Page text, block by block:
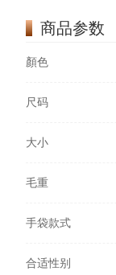
商品参数
顏色
尺码
大小
毛重
手袋款式
合适性别